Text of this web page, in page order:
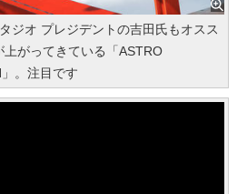
ジオ プレジデントの吉田氏もオスス
上がってきている「ASTRO
。注目です